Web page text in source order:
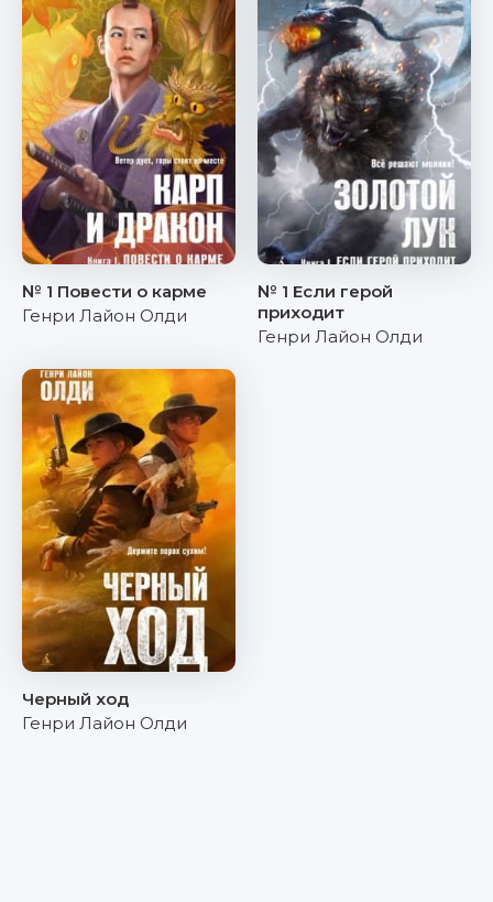
№ 1 Повести о карме
Генри Лайон Олди
№ 1 Если герой
приходит
Генри Лайон Олди
Черный ход
Генри Лайон Олди